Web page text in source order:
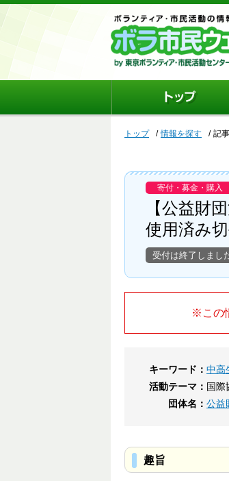
トップ 情報を探す 記
寄付・募金・購入
【公益財
使用済み
受付は終了しまし
※この
キーワード： 中高
活動テーマ： 国際
団体名： 公益
趣旨